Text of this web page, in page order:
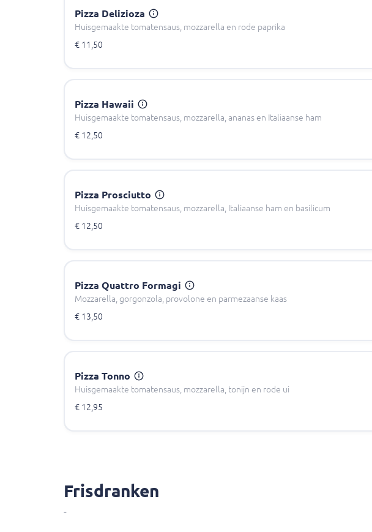
Pizza Delizioza
Huisgemaakte tomatensaus, mozzarella en rode paprika
€ 11,50
Pizza Hawaii
Huisgemaakte tomatensaus, mozzarella, ananas en Italiaanse ham
€ 12,50
Pizza Prosciutto
Huisgemaakte tomatensaus, mozzarella, Italiaanse ham en basilicum
€ 12,50
Pizza Quattro Formagi
Mozzarella, gorgonzola, provolone en parmezaanse kaas
€ 13,50
Pizza Tonno
Huisgemaakte tomatensaus, mozzarella, tonijn en rode ui
€ 12,95
Frisdranken
-